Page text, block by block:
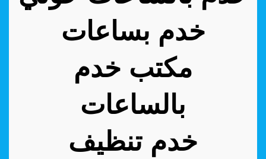
خدم بساعات
مكتب خدم
بالساعات
خدم تنظيف